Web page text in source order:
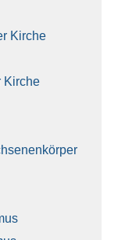
Kir­che
Kir­che